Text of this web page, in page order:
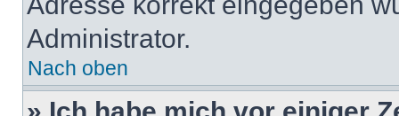
Administrator.
Nach oben